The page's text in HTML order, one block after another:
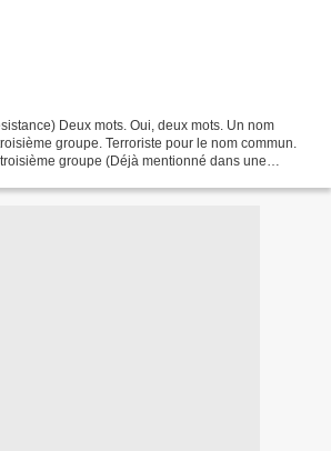
Deux mots. Oui, deux mots. Un nom
groupe. Terroriste pour le nom commun.
groupe (Déjà mentionné dans une